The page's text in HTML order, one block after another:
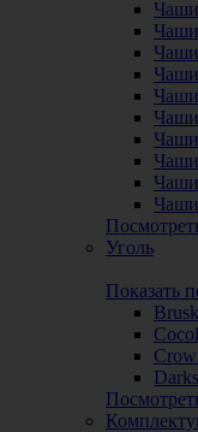
Чаши
Чаши
Чаши
Чаши
Чаши
Уголь
Показать